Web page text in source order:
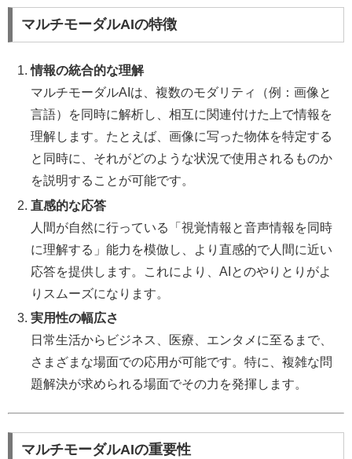
マルチモーダルAIの特徴
情報の統合的な理解
マルチモーダルAIは、複数のモダリティ（例：画像と
言語）を同時に解析し、相互に関連付けた上で情報を
理解します。たとえば、画像に写った物体を特定する
と同時に、それがどのような状況で使用されるものか
を説明することが可能です。
直感的な応答
人間が自然に行っている「視覚情報と音声情報を同時
に理解する」能力を模倣し、より直感的で人間に近い
応答を提供します。これにより、AIとのやりとりがよ
りスムーズになります。
実用性の幅広さ
日常生活からビジネス、医療、エンタメに至るまで、
さまざまな場面での応用が可能です。特に、複雑な問
題解決が求められる場面でその力を発揮します。
マルチモーダルAIの重要性